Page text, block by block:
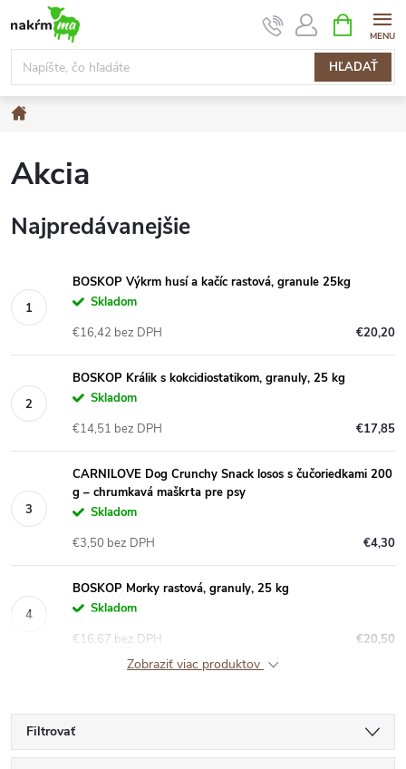
na
obsah
HĽADAŤ
KOŠÍK
Akcia
Najpredávanejšie
BOSKOP Výkrm husí a kačíc rastová, granule 25kg
Skladom
€20,20
€16,42 bez DPH
BOSKOP Králik s kokcidiostatikom, granuly, 25 kg
Skladom
€17,85
€14,51 bez DPH
CARNILOVE Dog Crunchy Snack losos s čučoriedkami 200
g – chrumkavá maškrta pre psy
Skladom
€4,30
€3,50 bez DPH
BOSKOP Morky rastová, granuly, 25 kg
Skladom
€20,50
€16,67 bez DPH
Zobraziť viac produktov
Filtrovať